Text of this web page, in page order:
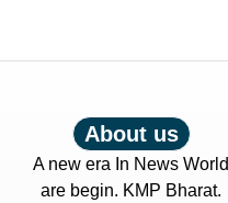
About us
A new era In News World
are begin. KMP Bharat.